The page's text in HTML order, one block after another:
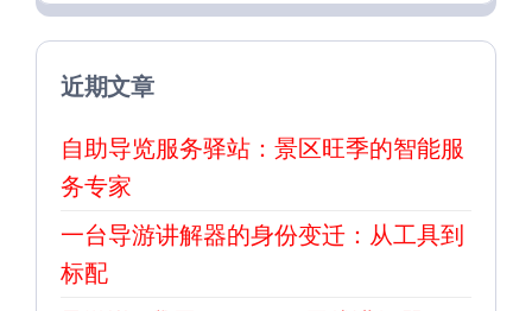
近期文章
自助导览服务驿站：景区旺季的智能服
务专家
一台导游讲解器的身份变迁：从工具到
标配